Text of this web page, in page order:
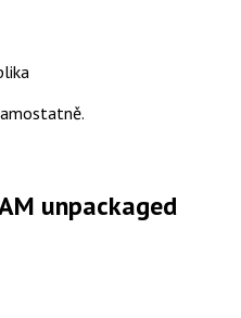
unpackaged